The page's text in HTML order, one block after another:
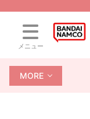
メニュー
MORE